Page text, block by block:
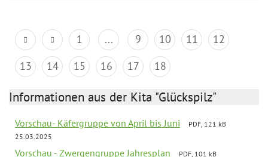
1 ... 9 10 11
12
13
14 15 16 17 18
Informationen aus der Kita "Glückspilz"
Vorschau- Käfergruppe von April bis Juni
PDF, 121 kB
25.03.2025
Vorschau - Zwergengruppe Jahresplan
PDF, 101 kB